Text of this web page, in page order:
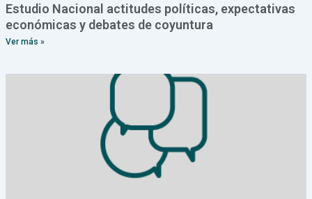
Estudio Nacional actitudes políticas, expectativas
económicas y debates de coyuntura
Ver más »